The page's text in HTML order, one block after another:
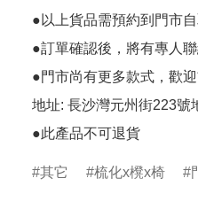
●以上貨品需預約到門市
●訂單確認後，將有專人
●門市尚有更多款式，歡迎
地址: 長沙灣元州街223號
●此產品不可退貨
其它 梳化x櫈x椅